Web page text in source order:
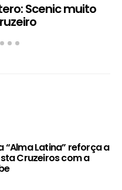
Scenic muito
“Alma Latina” reforça a
Cruzeiros com a